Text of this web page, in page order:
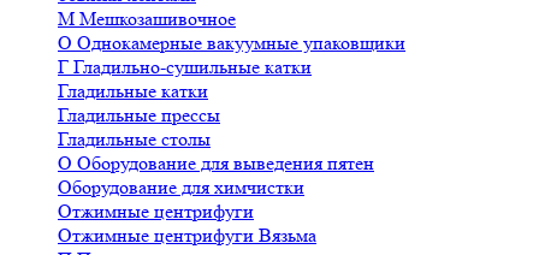
М Мешкозашивочное
О Однокамерные вакуумные упаковщики
Г Гладильно-сушильные катки
Гладильные катки
Гладильные прессы
Гладильные столы
О Оборудование для выведения пятен
Оборудование для химчистки
Отжимные центрифуги
Отжимные центрифуги Вязьма